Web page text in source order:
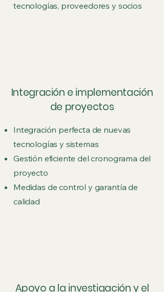
tecnologías, proveedores y socios
Integración e implementación
de proyectos
Integración perfecta de nuevas
tecnologías y sistemas
Gestión eficiente del cronograma del
proyecto
Medidas de control y garantía de
calidad
Apoyo a la investigación y el